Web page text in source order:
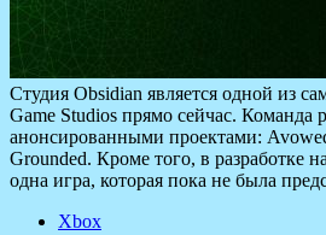
Студия Obsidian является одной из
Game Studios прямо сейчас. Команда
анонсированными проектами:
Grounded. Кроме того, в разработке
одна игра, которая пока не была
Xbox